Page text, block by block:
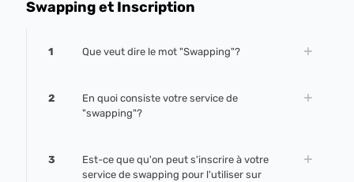
Swapping et Inscription
1 Que veut dire le mot "Swapping"?
2
En quoi consiste votre service de
"swapping"?
3
Est-ce que qu'on peut s'inscrire à votre
service de swapping pour l'utiliser sur